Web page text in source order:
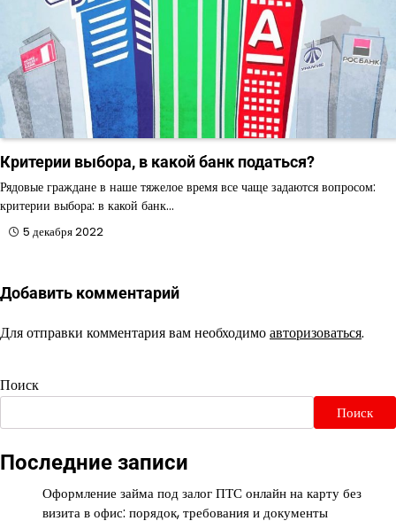
Критерии выбора, в какой банк податься?
Рядовые граждане в наше тяжелое время все чаще задаются вопросом:
критерии выбора: в какой банк…
5 декабря 2022
Добавить комментарий
Для отправки комментария вам необходимоавторизоваться.
Поиск
Поиск
Последние записи
Оформление займа под залог ПТС онлайн на карту без
визита в офис: порядок, требования и документы